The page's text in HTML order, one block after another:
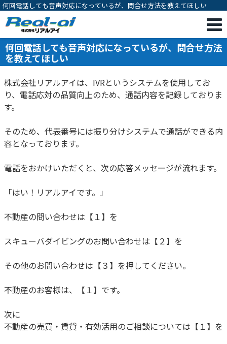
何回電話しても音声対応になっているが、問合せ方法を教えてほしい
何回電話しても音声対応になっているが、問合せ方法
を教えてほしい
株式会社リアルアイは、IVRというシステムを使用してお
り、電話応対の品質向上のため、通話内容を記録しておりま
す。
そのため、代表番号には振り分けシステムで通話ができる内
容となっております。
電話をおかけいただくと、次の応答メッセージが流れます。
「はい！リアルアイです。」
不動産の問い合わせは【１】を
スキューバダイビングのお問い合わせは【２】を
その他のお問い合わせは【３】を押してください。
不動産のお客様は、【１】です。
次に
不動産の売買・賃貸・有効活用のご相談については【１】を